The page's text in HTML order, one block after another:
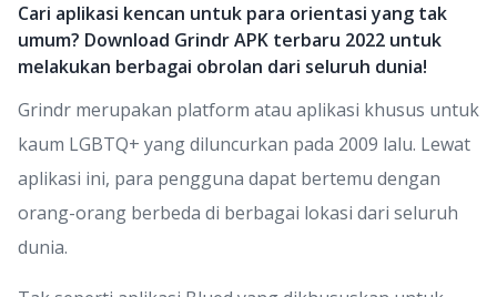
Cari aplikasi kencan untuk para orientasi yang tak
umum? Download Grindr APK terbaru 2022 untuk
melakukan berbagai obrolan dari seluruh dunia!
Grindr merupakan platform atau aplikasi khusus untuk
kaum LGBTQ+ yang diluncurkan pada 2009 lalu. Lewat
aplikasi ini, para pengguna dapat bertemu dengan
orang-orang berbeda di berbagai lokasi dari seluruh
dunia.